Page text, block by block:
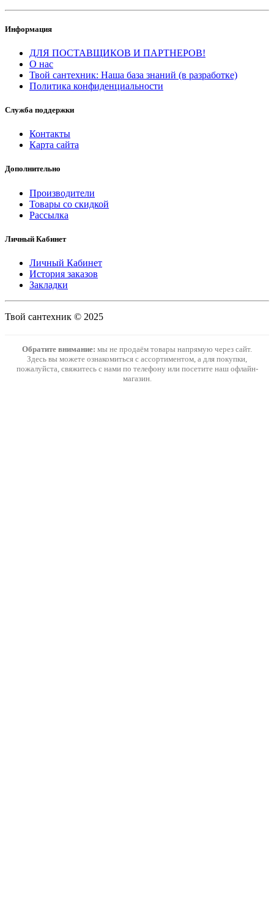
Информация
ДЛЯ ПОСТАВЩИКОВ И ПАРТНЕРОВ!
О нас
Твой сантехник: Наша база знаний (в разработке)
Политика конфиденциальности
Служба поддержки
Контакты
Карта сайта
Дополнительно
Производители
Товары со скидкой
Рассылка
Личный Кабинет
Личный Кабинет
История заказов
Закладки
Твой сантехник © 2025
Обратите внимание: мы не продаём товары напрямую через сайт.
Здесь вы можете ознакомиться с ассортиментом, а для покупки,
пожалуйста, свяжитесь с нами по телефону или посетите наш офлайн-
магазин.